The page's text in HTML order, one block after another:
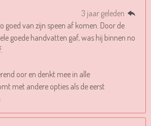
3 jaar geleden
goed van zijn speen af komen. Door de
goede handvatten gaf, was hij binnen no
oor en denkt mee in alle
met andere opties als de eerst